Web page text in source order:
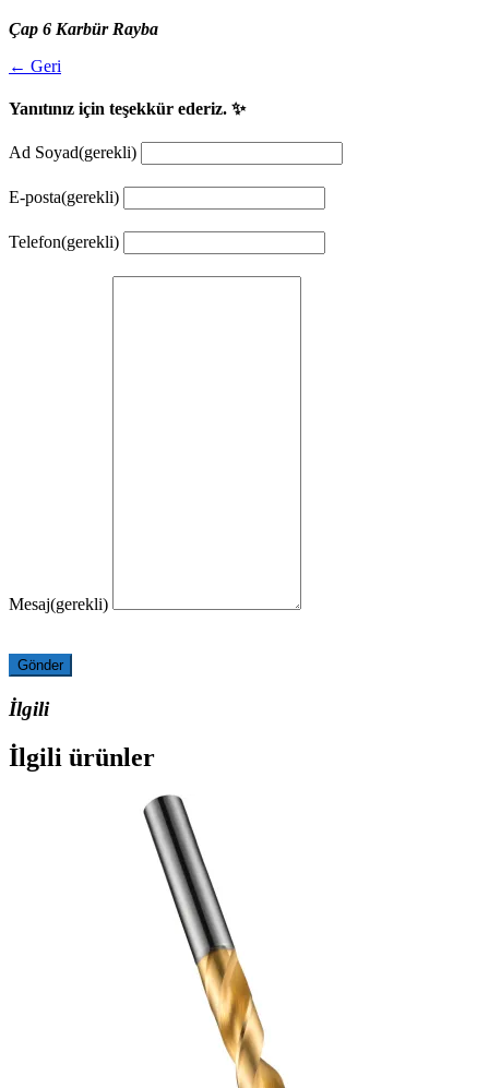
Çap 6 Karbür Rayba
← Geri
Yanıtınız için teşekkür ederiz. ✨
Ad Soyad(gerekli)
E-posta(gerekli)
Telefon(gerekli)
Mesaj(gerekli)
Gönder
İlgili
İlgili ürünler